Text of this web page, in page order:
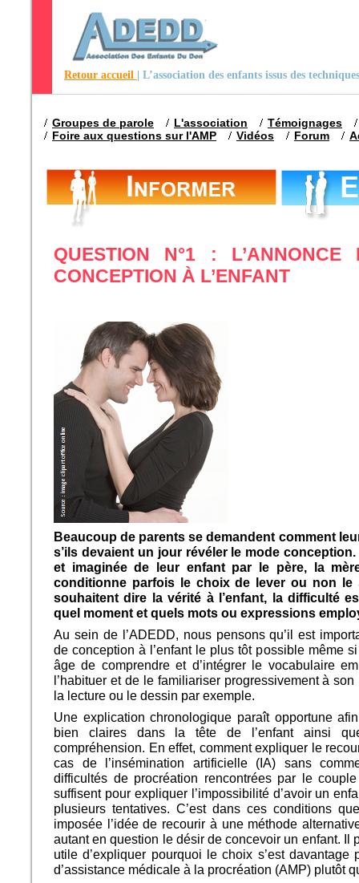
Retour accueil | L’association des enfants issus des
Groupes de parole L'association
Témoignages
Foire aux questions sur l'AMP
Vidéos Forum
QUESTION N°1 :
CONCEPTION À L’ENFANT
Beaucoup de parents se demandent comment
s’ils devaient un jour révéler le mode
et imaginée de leur enfant par le père, la
conditionne parfois le choix de lever ou non le
souhaitent dire la vérité à l’enfant, la difficulté
quel moment et quels mots ou expressions
Au sein de l’ADEDD, nous pensons qu’il est
de conception à l’enfant le plus tôt possible même
âge de comprendre et d’intégrer le vocabulaire
l’habituer et de le familiariser progressivement à
la lecture ou le dessin par exemple.
Une explication chronologique paraît opportune
bien claires dans la tête de l’enfant ainsi
compréhension. En effet, comment expliquer le
cas de l’insémination artificielle (IA) sans
difficultés de procréation rencontrées par le
suffisent pour expliquer l’impossibilité d’avoir un
plusieurs tentatives. C’est dans ces conditions
imposée l’idée de recourir à une méthode
autant en question le désir de concevoir un enfant. Il
utile d’expliquer pourquoi le choix s’est davantage
d’assistance médicale à la procréation (AMP) plutôt